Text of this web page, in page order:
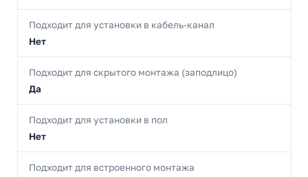
Подходит для установки в кабель-канал
Нет
Подходит для скрытого монтажа (заподлицо)
Да
Подходит для установки в пол
Нет
Подходит для встроенного монтажа